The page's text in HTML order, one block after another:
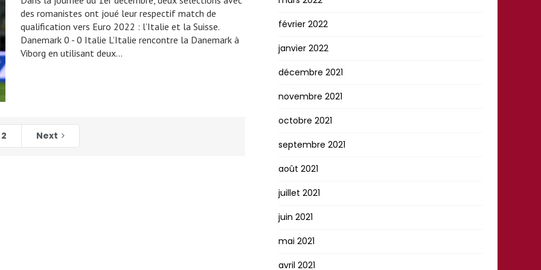
des romanistes ont joué leur respectif match de
qualification vers Euro 2022 : l’Italie et la Suisse.
Danemark 0 - 0 Italie L’Italie rencontre la Danemark à
Viborg en utilisant deux…
2 Next
février 2022
janvier 2022
décembre 2021
novembre 2021
octobre 2021
septembre 2021
août 2021
juillet 2021
juin 2021
mai 2021
avril 2021